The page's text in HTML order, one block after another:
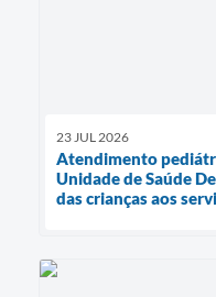
23 JUL 2026
Atendimento
Unidade de Saúde
das crianças aos